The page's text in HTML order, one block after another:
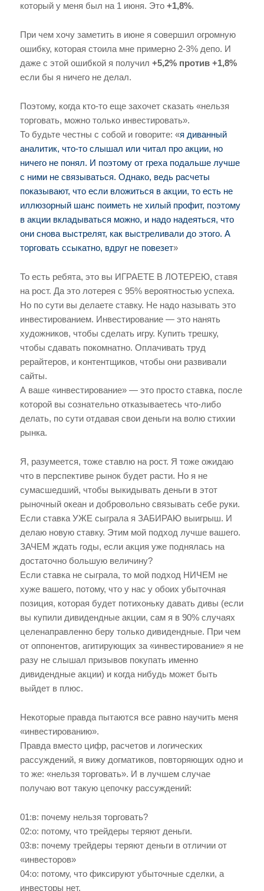
который у меня был на 1 июня. Это +1,8%.
При чем хочу заметить в июне я совершил огромную
ошибку, которая стоила мне примерно 2-3% депо. И
даже с этой ошибкой я получил +5,2% против +1,8%
если бы я ничего не делал.
Поэтому, когда кто-то еще захочет сказать «нельзя
торговать, можно только инвестировать».
То будьте честны с собой и говорите: «я диванный
аналитик, что-то слышал или читал про акции, но
ничего не понял. И поэтому от греха подальше лучше
с ними не связываться. Однако, ведь расчеты
показывают, что если вложиться в акции, то есть не
иллюзорный шанс поиметь не хилый профит, поэтому
в акции вкладываться можно, и надо надеяться, что
они снова выстрелят, как выстреливали до этого. А
торговать ссыкатно, вдруг не повезет»
То есть ребята, это вы ИГРАЕТЕ В ЛОТЕРЕЮ, ставя
на рост. Да это лотерея с 95% вероятностью успеха.
Но по сути вы делаете ставку. Не надо называть это
инвестированием. Инвестирование — это нанять
художников, чтобы сделать игру. Купить трешку,
чтобы сдавать покомнатно. Оплачивать труд
рерайтеров, и контентщиков, чтобы они развивали
сайты.
А ваше «инвестирование» — это просто ставка, после
которой вы сознательно отказываетесь что-либо
делать, по сути отдавая свои деньги на волю стихии
рынка.
Я, разумеется, тоже ставлю на рост. Я тоже ожидаю
что в перспективе рынок будет расти. Но я не
сумасшедший, чтобы выкидывать деньги в этот
рыночный океан и добровольно связывать себе руки.
Если ставка УЖЕ сыграла я ЗАБИРАЮ выигрыш. И
делаю новую ставку. Этим мой подход лучше вашего.
ЗАЧЕМ ждать годы, если акция уже поднялась на
достаточно большую величину?
Если ставка не сыграла, то мой подход НИЧЕМ не
хуже вашего, потому, что у нас у обоих убыточная
позиция, которая будет потихоньку давать дивы (если
вы купили дивидендные акции, сам я в 90% случаях
целенаправленно беру только дивидендные. При чем
от оппонентов, агитирующих за «инвестирование» я не
разу не слышал призывов покупать именно
дивидендные акции) и когда нибудь может быть
выйдет в плюс.
Некоторые правда пытаются все равно научить меня
«инвестированию».
Правда вместо цифр, расчетов и логических
рассуждений, я вижу догматиков, повторяющих одно и
то же: «нельзя торговать». И в лучшем случае
получаю вот такую цепочку рассуждений:
01:в: почему нельзя торговать?
02:о: потому, что трейдеры теряют деньги.
03:в: почему трейдеры теряют деньги в отличии от
«инвесторов»
04:о: потому, что фиксируют убыточные сделки, а
инвесторы нет.